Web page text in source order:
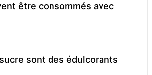
être consommés avec
sont des édulcorants